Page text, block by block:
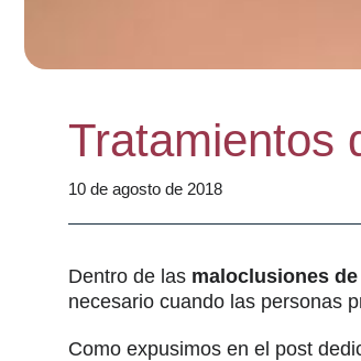
Tratamientos
10 de agosto de 2018
Dentro de las maloclusiones
necesario cuando las personas
Como expusimos en el post